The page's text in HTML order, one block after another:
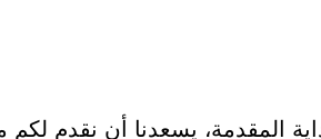
المقدمة، يسعدنا أن نقدم